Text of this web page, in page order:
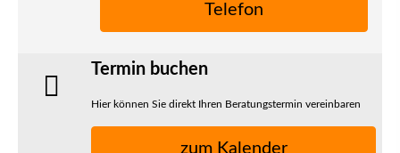
Telefon
Termin buchen
Hier können Sie direkt Ihren Beratungstermin vereinbaren
zum Kalender